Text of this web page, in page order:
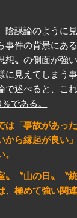
陰謀論のように
事件の背景にあ
想〟の側面が強
に見えてしまう
で述べると、こ
である。
は「事故があっ
から縁起が良い
〟〝山の日〟〝
、極めて強い関